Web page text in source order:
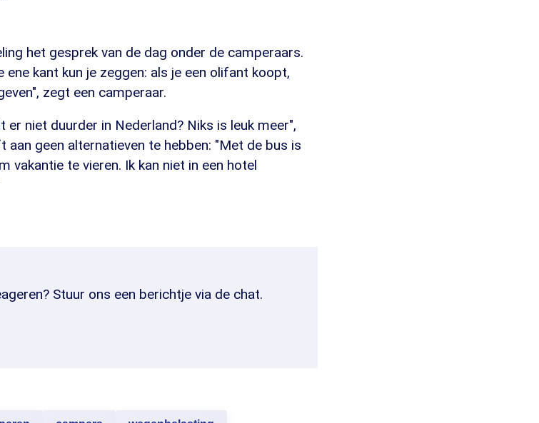
het gesprek van de dag onder de camperaars.
ene kant kun je zeggen: als je een olifant koopt,
zegt een camperaar.
er niet duurder in Nederland? Niks is leuk meer",
aan geen alternatieven te hebben: "Met de bus is
vakantie te vieren. Ik kan niet in een hotel
Stuur ons een berichtje via de chat.